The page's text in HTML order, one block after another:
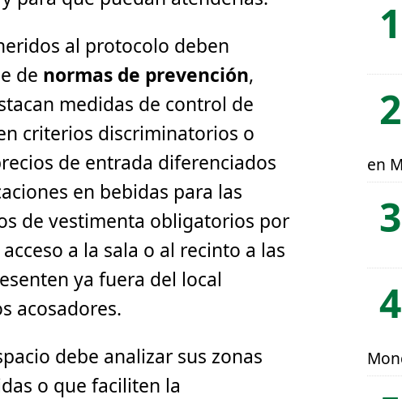
al protocolo deben
de normas de prevención,
medidas de control de
criterios discriminatorios o
de entrada diferenciados
en bebidas para las
de vestimenta obligatorios por
a la sala o al recinto a las
ya fuera del local
acosadores.
debe analizar sus zonas
o que faciliten la
en